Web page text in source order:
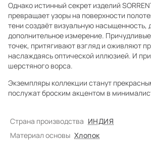
Однако истинный секрет изделий
превращает узоры на поверхности
тени создаёт визуальную
дополнительное измерение.
точек, притягивают взгляд и оживляют
наслаждаясь оптической иллюзией. И
шерстяного ворса.
Экземпляры коллекции станут
послужат броским акцентом в
Страна производства ИНДИЯ
Материал основы Хлопок